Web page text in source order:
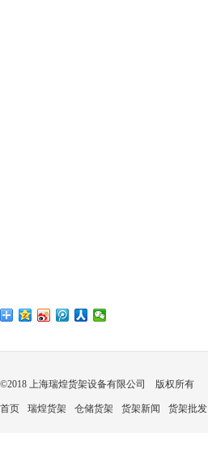
©2018 上海瑞煌货架设备有限公司 版权所有
首页 瑞煌货架 仓储货架 货架新闻 货架批发